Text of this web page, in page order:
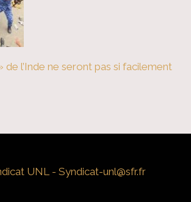
de l’Inde ne seront pas si facilement
UNL - Syndicat-unl@sfr.fr